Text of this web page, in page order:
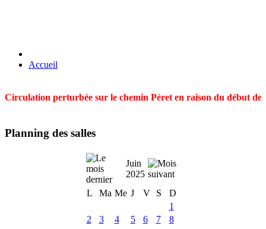
Accueil
Circulation perturbée sur le chemin Péret en raison du début
Planning des salles
Juin
2025
L
Ma Me J V S
D
1
2
3 4 5 6 7
8